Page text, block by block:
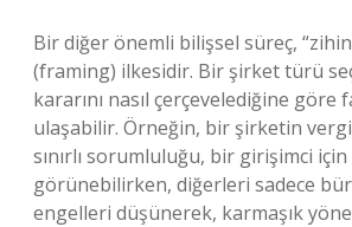
Bir diğer önemli bilişsel süreç,
(framing) ilkesidir. Bir şirket türü
kararını nasıl çerçevelediğine göre
ulaşabilir. Örneğin, bir şirketin
sınırlı sorumluluğu, bir girişimci için
görünebilirken, diğerleri sadece
engelleri düşünerek, karmaşık